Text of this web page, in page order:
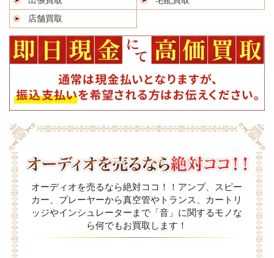
店舗買取
オーディオを売るなら絶対ココ！！アンプ、スピー
カー、プレーヤーから真空管やトランス、カートリ
ッジやインシュレーターまで「音」に関するモノな
ら何でもお買取します！